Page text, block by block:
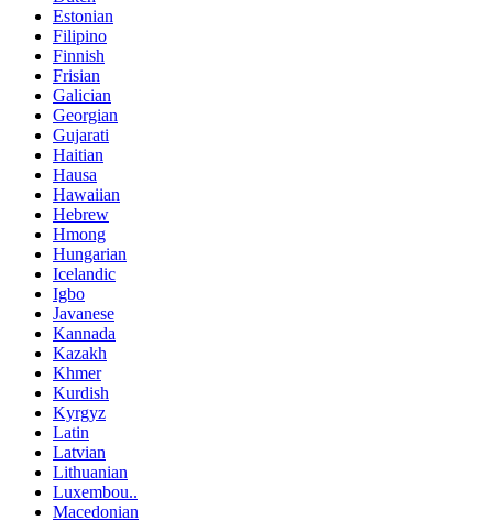
Estonian
Filipino
Finnish
Frisian
Galician
Georgian
Gujarati
Haitian
Hausa
Hawaiian
Hebrew
Hmong
Hungarian
Icelandic
Igbo
Javanese
Kannada
Kazakh
Khmer
Kurdish
Kyrgyz
Latin
Latvian
Lithuanian
Luxembou..
Macedonian